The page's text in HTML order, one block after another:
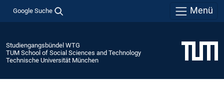
Google Suche Menü
Studiengangsbündel WTG
TUM School of Social Sciences and Technology
Technische Universität München